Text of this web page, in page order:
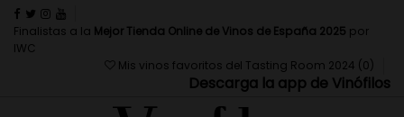
Finalistas a la Mejor Tienda Online de Vinos de España 2025 por
IWC
Mis vinos favoritos del Tasting Room 2024 (0 )
Descarga la app de Vinófilos